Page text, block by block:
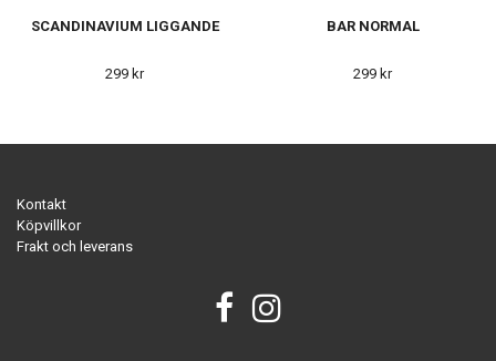
SCANDINAVIUM LIGGANDE
299 kr
BAR NORMAL
299 kr
Kontakt
Köpvillkor
Frakt och leverans